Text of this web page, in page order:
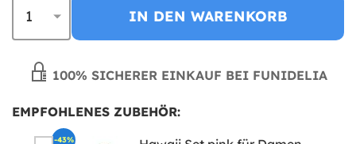
IN DEN WARENKORB
100% SICHERER EINKAUF BEI FUNIDELIA
EMPFOHLENES ZUBEHÖR:
-43%